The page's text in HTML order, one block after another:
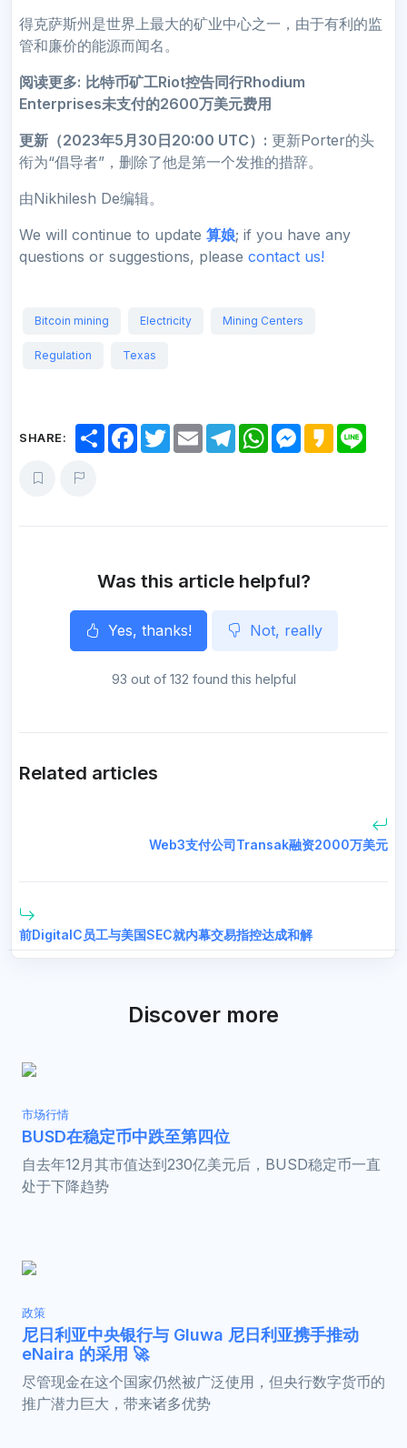
得克萨斯州是世界上最大的矿业中心之一，由于有利的监
管和廉价的能源而闻名。
阅读更多: 比特币矿工Riot控告同行Rhodium
Enterprises未支付的2600万美元费用
更新（2023年5月30日20:00 UTC）: 更新Porter的头
衔为“倡导者”，删除了他是第一个发推的措辞。
由Nikhilesh De编辑。
We will continue to update 算娘; if you have any
questions or suggestions, please contact us!
Bitcoin mining Electricity Mining Centers
Regulation Texas
SHARE:
S
h
F
a
T
w
E
m
T
e
W
h
M
K
a
Was this article helpful?
Yes, thanks! Not, really
93 out of 132 found this helpful
Related articles
Web3支付公司Transak融资2000万美元
前DigitalC员工与美国SEC就内幕交易指控达成和解
Discover more
市场行情
BUSD在稳定币中跌至第四位
自去年12月其市值达到230亿美元后，BUSD稳定币一直
处于下降趋势
政策
尼日利亚中央银行与 Gluwa 尼日利亚携手推动
eNaira 的采用 🚀
尽管现金在这个国家仍然被广泛使用，但央行数字货币的
推广潜力巨大，带来诸多优势